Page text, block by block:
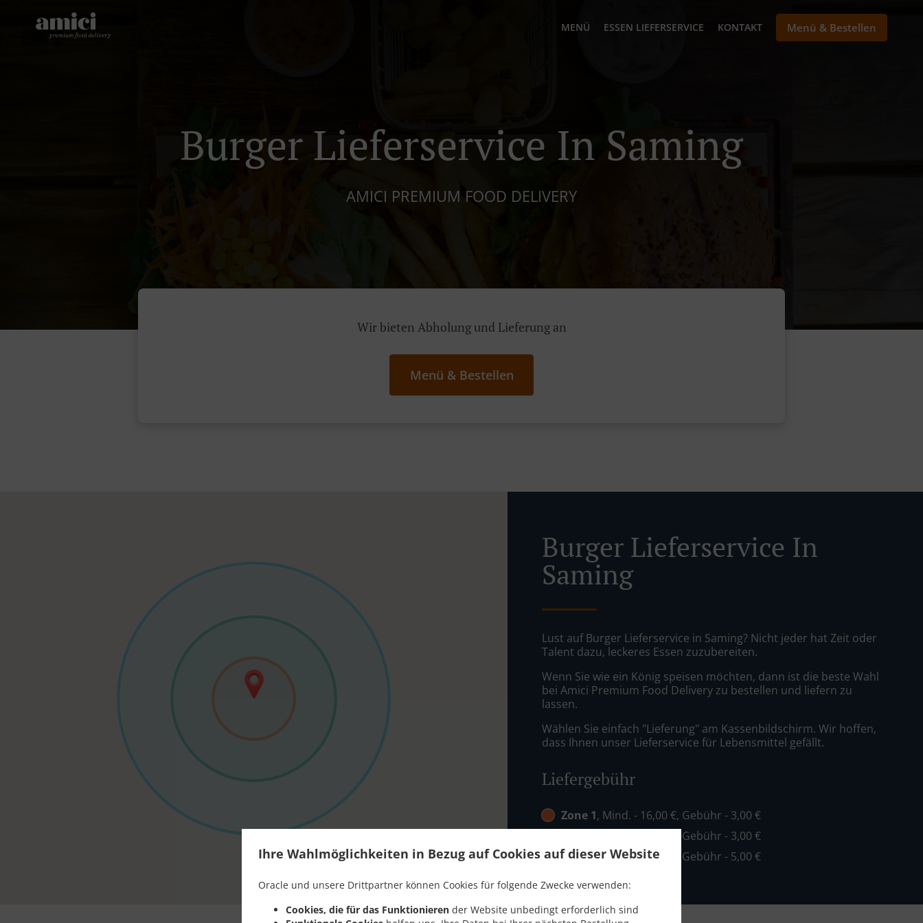
Ihre Wahlmöglichkeiten in Bezug auf Cookies auf dieser Website
Oracle und unsere Drittpartner können Cookies für folgende Zwecke verwenden:
Cookies, die für das Funktionieren der Website unbedingt erforderlich sind
MENÜ ESSEN LIEFERSERVICE KONTAKT Menü & Bestellen
Burger Lieferservice In Saming
AMICI PREMIUM FOOD DELIVERY
Wir bieten Abholung und Lieferung an
Menü & Bestellen
Burger Lieferservice In
Saming
Lust auf Burger Lieferservice in Saming? Nicht jeder hat Zeit oder
Talent dazu, leckeres Essen zuzubereiten.
Wenn Sie wie ein König speisen möchten, dann ist die beste Wahl
bei Amici Premium Food Delivery zu bestellen und liefern zu
lassen.
Wählen Sie einfach "Lieferung" am Kassenbildschirm. Wir hoffen,
dass Ihnen unser Lieferservice für Lebensmittel gefällt.
Liefergebühr
Zone 1, Mind. - 16,00 €, Gebühr - 3,00 €
, Mind. - 20,00 €, Gebühr - 3,00 €
Zone 4, Mind. - 35,00 €, Gebühr - 5,00 €